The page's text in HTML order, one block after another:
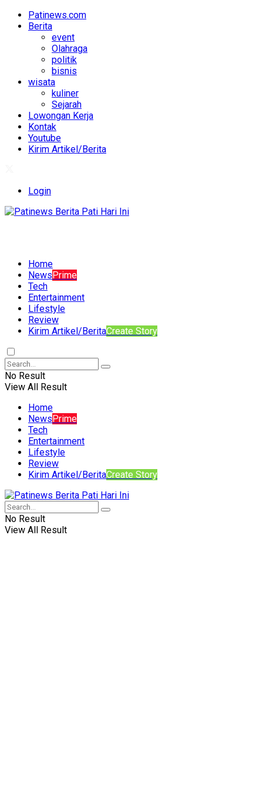
Patinews.com
Berita
event
Olahraga
politik
bisnis
wisata
kuliner
Sejarah
Lowongan Kerja
Kontak
Youtube
Kirim Artikel/Berita
Login
Home
NewsPrime
Tech
Entertainment
Lifestyle
Review
Kirim Artikel/BeritaCreate Story
No Result
View All Result
Home
NewsPrime
Tech
Entertainment
Lifestyle
Review
Kirim Artikel/BeritaCreate Story
No Result
View All Result